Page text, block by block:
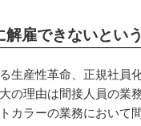
解雇できないとい
生産性革命、正規社員
の理由は間接人員の業
カラーの業務において